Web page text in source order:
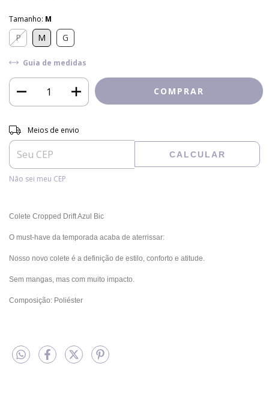
Tamanho: M
P M G
Guia de medidas
Entregas para o CEP:
Meios de envio
CALCULAR
Não sei meu CEP
Colete Cropped Drift Azul Bic
O must-have da temporada acaba de aterrissar:
Nosso novo colete é a definição de estilo, conforto e atitude.
Sem mangas, mas com muito impacto.
Composição: Poliéster